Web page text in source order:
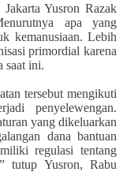
Yusron Razak
apa yang
kemanusiaan. Lebih
primordial karena
saat ini.
tersebut mengikuti
penyelewengan.
yang dikeluarkan
dana bantuan
regulasi tentang
tutup Yusron, Rabu